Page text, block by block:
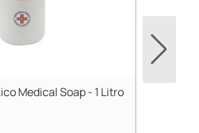
Medical Soap - 1 Litro